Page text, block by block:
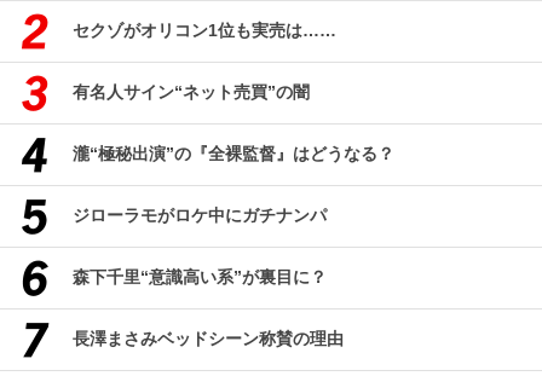
セクゾがオリコン1位も実売は……
有名人サイン“ネット売買”の闇
瀧“極秘出演”の『全裸監督』はどうなる？
ジローラモがロケ中にガチナンパ
森下千里“意識高い系”が裏目に？
長澤まさみベッドシーン称賛の理由